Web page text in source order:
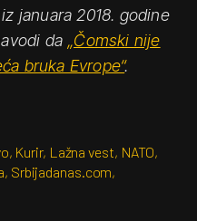
januara 2018. godine
da „Čomski nije
bruka Evrope“.
, Kurir, Lažna vest, NATO,
, Srbijadanas.com,